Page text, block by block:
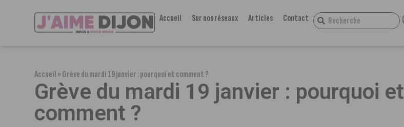
Accueil Sur nos réseaux Articles Contact
Accueil»Grève du mardi 19 janvier : pourquoi et comment ?
Grève du mardi 19 janvier : pourquoi et
comment ?